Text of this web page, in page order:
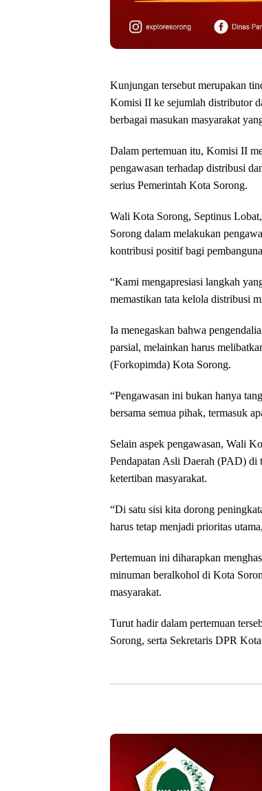
Kunjungan tersebut merupakan
Komisi II ke sejumlah distributor
berbagai masukan masyarakat
Dalam pertemuan itu, Komisi II
pengawasan terhadap distribusi
serius Pemerintah Kota Sorong.
Wali Kota Sorong, Septinus
Sorong dalam melakukan
kontribusi positif bagi
“Kami mengapresiasi langkah
memastikan tata kelola distribusi
Ia menegaskan bahwa
parsial, melainkan harus
(Forkopimda) Kota Sorong.
“Pengawasan ini bukan hanya
bersama semua pihak, termasuk
Selain aspek pengawasan, Wali
Pendapatan Asli Daerah (PAD) di
ketertiban masyarakat.
“Di satu sisi kita dorong
harus tetap menjadi prioritas
Pertemuan ini diharapkan
minuman beralkohol di Kota
masyarakat.
Turut hadir dalam pertemuan
Sorong, serta Sekretaris DPR